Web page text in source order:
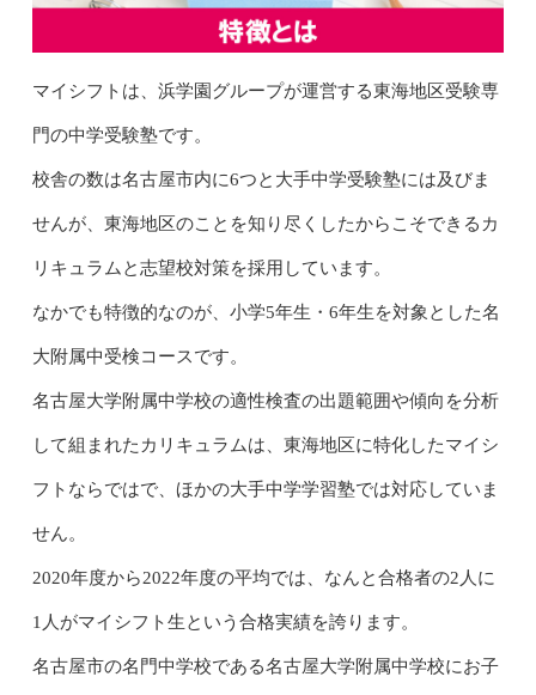
マイシフトは、浜学園グループが運営する東海地区受験専
門の中学受験塾です。
校舎の数は名古屋市内に6つと大手中学受験塾には及びま
せんが、東海地区のことを知り尽くしたからこそできるカ
リキュラムと志望校対策を採用しています。
なかでも特徴的なのが、小学5年生・6年生を対象とした名
大附属中受検コースです。
名古屋大学附属中学校の適性検査の出題範囲や傾向を分析
して組まれたカリキュラムは、東海地区に特化したマイシ
フトならではで、ほかの大手中学学習塾では対応していま
せん。
2020年度から2022年度の平均では、なんと合格者の2人に
1人がマイシフト生という合格実績を誇ります。
名古屋市の名門中学校である名古屋大学附属中学校にお子